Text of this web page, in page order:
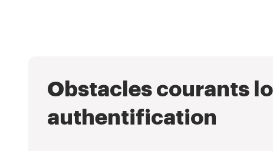
Obstacles courants
authentification